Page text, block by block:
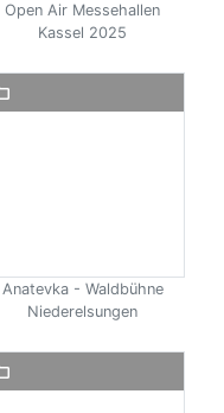
Open Air Messehallen
Kassel 2025
Anatevka - Waldbühne
Niederelsungen